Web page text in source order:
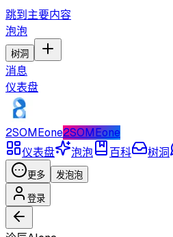
跳到主要内容
泡泡
树洞
消息
仪表盘
2SOMEone2SOMEone
仪表盘
泡泡 百科 树洞
更多 发泡泡
登录